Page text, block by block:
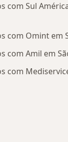
com Sul
com Omint em
com Amil em
com